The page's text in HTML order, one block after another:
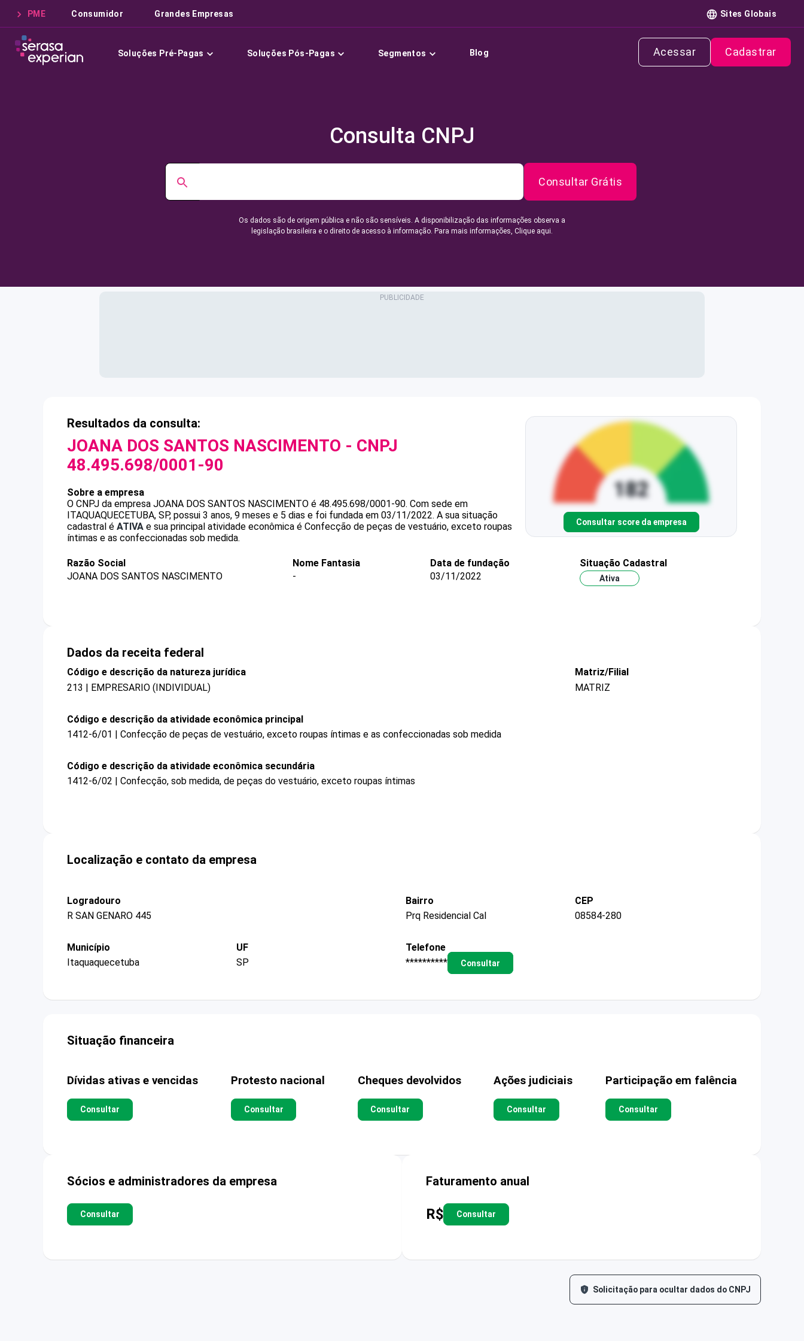
PME Consumidor Grandes Empresas Sites Globais
Soluções Pré-Pagas Soluções Pós-Pagas Segmentos Blog Acessar Cadastrar
Consulta CNPJ
Consultar Grátis
Os dados são de origem pública e não são sensíveis. A disponibilização das informações observa a
legislação brasileira e o direito de acesso à informação. Para mais informações, Clique aqui.
Resultados da consulta:
JOANA DOS SANTOS NASCIMENTO - CNPJ
48.495.698/0001-90
Sobre a empresa
O CNPJ da empresa JOANA DOS SANTOS NASCIMENTO é 48.495.698/0001-90. Com sede em
ITAQUAQUECETUBA, SP, possui 3 anos, 9 meses e 5 dias e foi fundada em 03/11/2022. A sua situação
cadastral é ATIVA e sua principal atividade econômica é Confecção de peças de vestuário, exceto roupas
íntimas e as confeccionadas sob medida.
Consultar score da empresa
Razão Social
JOANA DOS SANTOS NASCIMENTO
Nome Fantasia
-
Data de fundação
03/11/2022
Situação Cadastral
Ativa
Dados da receita federal
Código e descrição da natureza jurídica
213 | EMPRESARIO (INDIVIDUAL)
Matriz/Filial
MATRIZ
Código e descrição da atividade econômica principal
1412-6/01 | Confecção de peças de vestuário, exceto roupas íntimas e as confeccionadas sob medida
Código e descrição da atividade econômica secundária
1412-6/02 | Confecção, sob medida, de peças do vestuário, exceto roupas íntimas
Localização e contato da empresa
Logradouro
R SAN GENARO 445
Bairro
Prq Residencial Cal
CEP
08584-280
Município
Itaquaquecetuba
UF
SP
Telefone
**********
Consultar
Situação financeira
Dívidas ativas e vencidas
Consultar
Protesto nacional
Consultar
Cheques devolvidos
Consultar
Ações judiciais
Consultar
Participação em falência
Consultar
Sócios e administradores da empresa
Consultar
Faturamento anual
R$ Consultar
Solicitação para ocultar dados do CNPJ